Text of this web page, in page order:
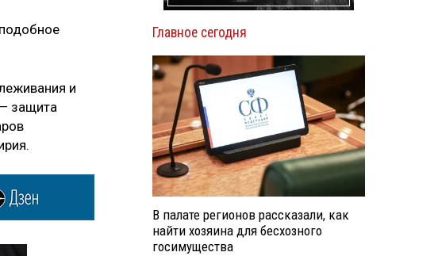
и
защита
Главное сегодня
В палате регионов рассказали, как
найти хозяина для бесхозного
госимущества